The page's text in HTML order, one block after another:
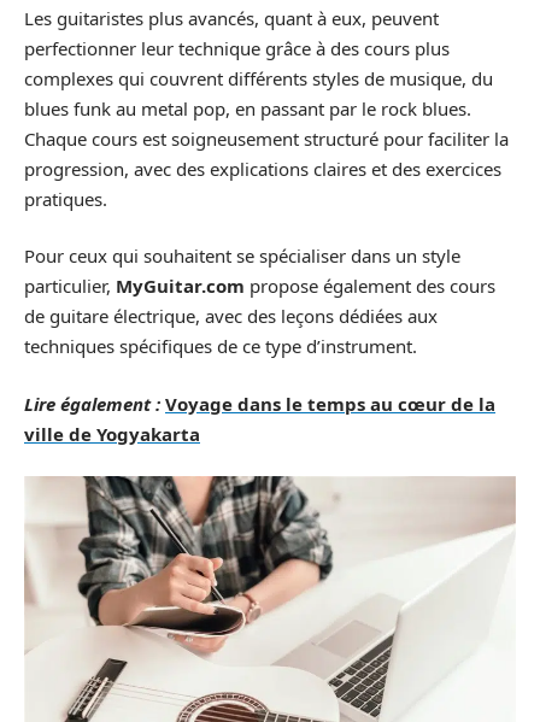
Les guitaristes plus avancés, quant à eux, peuvent
perfectionner leur technique grâce à des cours plus
complexes qui couvrent différents styles de musique, du
blues funk au metal pop, en passant par le rock blues.
Chaque cours est soigneusement structuré pour faciliter la
progression, avec des explications claires et des exercices
pratiques.
Pour ceux qui souhaitent se spécialiser dans un style
particulier, MyGuitar.com propose également des cours
de guitare électrique, avec des leçons dédiées aux
techniques spécifiques de ce type d’instrument.
Lire également : Voyage dans le temps au cœur de la
ville de Yogyakarta